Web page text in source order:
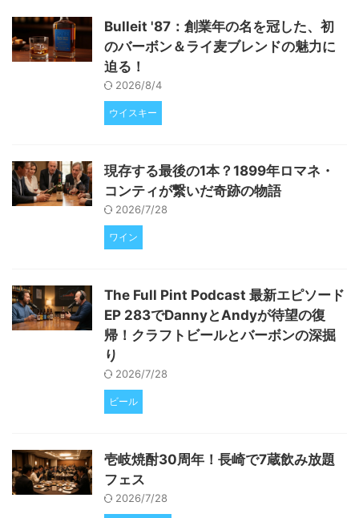
Bulleit '87：創業年の名を冠した、初
のバーボン＆ライ麦ブレンドの魅力に
迫る！
2026/8/4
ウイスキー
現存する最後の1本？1899年ロマネ・
コンティが繋いだ奇跡の物語
2026/7/28
ワイン
The Full Pint Podcast 最新エピソード
EP 283でDannyとAndyが待望の復
帰！クラフトビールとバーボンの深掘
り
2026/7/28
ビール
壱岐焼酎30周年！長崎で7蔵飲み放題
フェス
2026/7/28